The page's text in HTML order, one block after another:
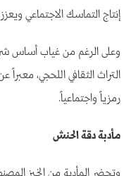
إنتاج التماسك الاجتماعي ويعزز
وعلى الرغم من غياب أساس
التراث الثقافي اللحجي،
رمزياً واجتماعياً.
مأدبة دقة الحنش